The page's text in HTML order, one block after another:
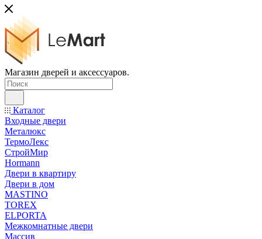
Магазин дверей и аксессуаров.
Каталог
Входные двери
Металюкс
ТермоЛекс
СтройМир
Hormann
Двери в квартиру
Двери в дом
MASTINO
TOREX
ELPORTA
Межкомнатные двери
Массив